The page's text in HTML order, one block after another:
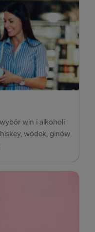
win i alkoholi
wódek, ginów